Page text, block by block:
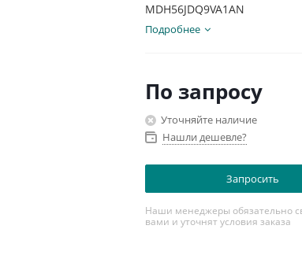
MDH56JDQ9VA1AN
Подробнее
По запросу
Уточняйте наличие
Нашли дешевле?
Запросить
Наши менеджеры обязательно
вами и уточнят условия заказа